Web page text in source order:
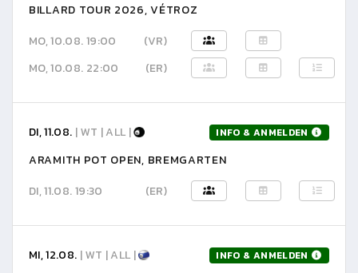
BILLARD TOUR 2026, VÉTROZ
MO, 10.08. 19:00
(VR)
MO, 10.08. 22:00
(ER)
DI, 11.08. | WT | ALL | INFO & ANMELDEN
ARAMITH POT OPEN, BREMGARTEN
DI, 11.08. 19:30
(ER)
MI, 12.08. | WT | ALL | INFO & ANMELDEN